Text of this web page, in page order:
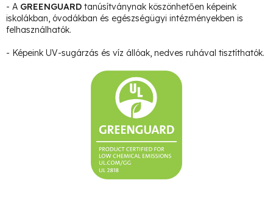
- A GREENGUARD tanúsítványnak köszönhetően képeink
iskolákban, óvodákban és egészségügyi intézményekben is
felhasználhatók.
- Képeink UV-sugárzás és víz állóak, nedves ruhával tisztíthatók.